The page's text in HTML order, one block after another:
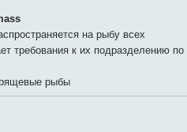
на рыбу всех
требования к их подразделению по
рыбы